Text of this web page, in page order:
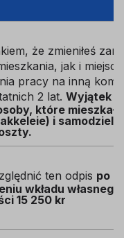
że zmieniłeś
jak i miejsce
pracy na inną
2 lat. Wyjątek
które
i
ten odpis po
wkładu własnego
15 250 kr